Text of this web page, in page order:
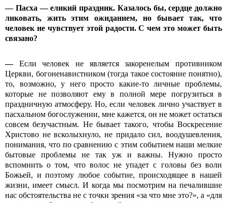
— Пасха — еликий праздник. Казалось бы, сердце должно
ликовать, жить этим ожиданием, но бывает так, что
человек не чувствует этой радости. С чем это может быть
связано?
—Если человек не является закоренелым противником
Церкви, богоненавистником (тогда такое состояние понятно),
то, возможно, у него просто какие-то личные проблемы,
которые не позволяют ему в полной мере погрузиться в
праздничную атмосферу. Но, если человек лично участвует в
пасхальном богослужении, мне кажется, он не может остаться
совсем безучастным. Не бывает такого, чтобы Воскресение
Христово не всколыхнуло, не придало сил, воодушевления,
понимания, что по сравнению с этим событием наши мелкие
бытовые проблемы не так уж и важны. Нужно просто
вспомнить о том, что волос не упадет с головы без воли
Божьей, и поэтому любое событие, происходящее в нашей
жизни, имеет смысл. И когда мы посмотрим на печалившие
нас обстоятельства не с точки зрения «за что мне это?», а «для